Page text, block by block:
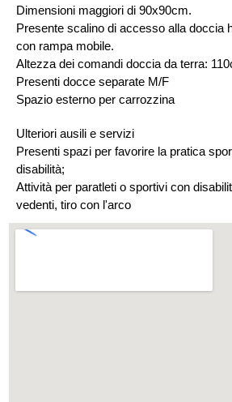
Dimensioni maggiori di 90x90cm.
Presente scalino di accesso alla doccia
con rampa mobile.
Altezza dei comandi doccia da terra:
Presenti docce separate M/F
Spazio esterno per carrozzina
Ulteriori ausili e servizi
Presenti spazi per favorire la pratica
disabilità;
Attività per paratleti o sportivi con
vedenti, tiro con l'arco